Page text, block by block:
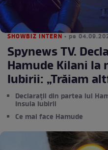
SHOWBIZ INTERN • pe
Spynews TV.
Hamude Kilani la
Iubirii: „Trăiam
Declarații din partea lui
Insula Iubirii
Ce mai face Hamude